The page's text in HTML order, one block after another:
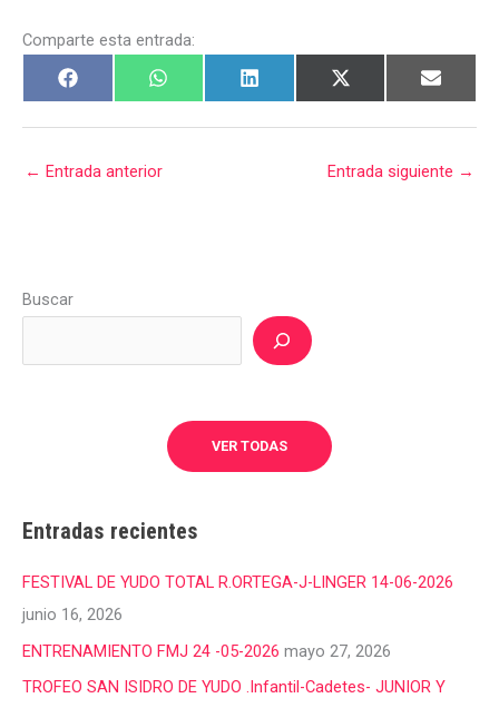
Comparte esta entrada:
← Entrada anterior Entrada siguiente →
Buscar
VER TODAS
Entradas recientes
FESTIVAL DE YUDO TOTAL R.ORTEGA-J-LINGER 14-06-2026
junio 16, 2026
ENTRENAMIENTO FMJ 24 -05-2026 mayo 27, 2026
TROFEO SAN ISIDRO DE YUDO .Infantil-Cadetes- JUNIOR Y